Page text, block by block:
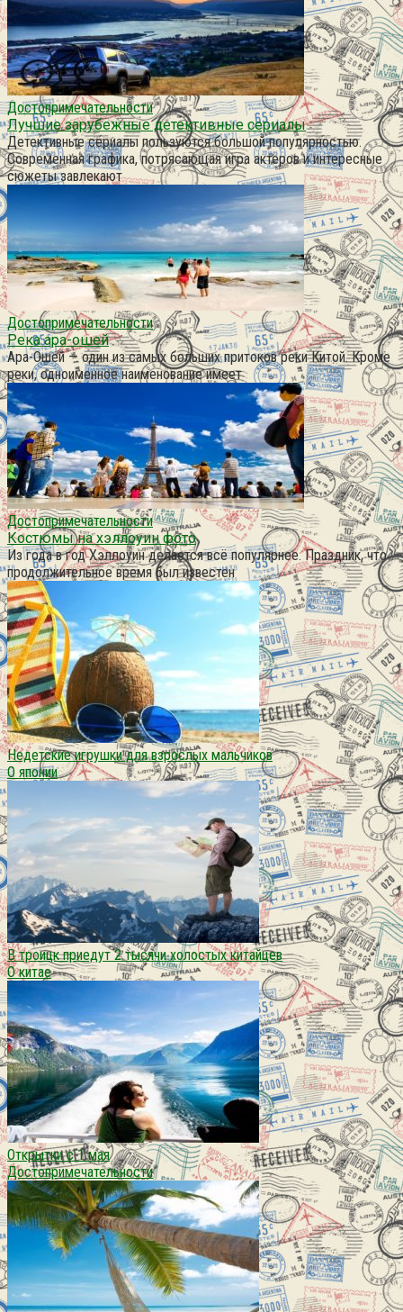
Достопримечательности
Лучшие зарубежные детективные сериалы
Детективные сериалы пользуются большой популярностью.
Современная графика, потрясающая игра актеров и интересные
сюжеты завлекают
Достопримечательности
Река ара-ошей
Ара-Ошей — один из самых больших притоков реки Китой. Кроме
реки, одноименное наименование имеет
Достопримечательности
Костюмы на хэллоуин фото
Из года в год Хэллоуин делается всё популярнее. Праздник, что
продолжительное время был известен
Недетские игрушки для взрослых мальчиков
О японии
В троицк приедут 2 тысячи холостых китайцев
О китае
Открытки с 1 мая
Достопримечательности